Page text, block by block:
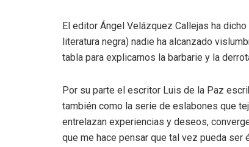
El editor Ángel Velázquez Callejas ha
literatura negra) nadie ha alcanzado
tabla para explicarnos la barbarie y la
Por su parte el escritor Luis de la Paz
también como la serie de eslabones que
entrelazan experiencias y deseos,
que me hace pensar que tal vez pueda